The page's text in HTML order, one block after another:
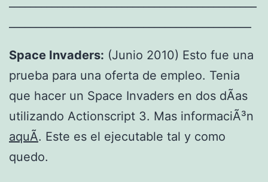
Space Invaders: (Junio 2010) Esto fue una
prueba para una oferta de empleo. Tenia
que hacer un Space Invaders en dos dÃ­as
utilizando Actionscript 3. Mas informaciÃ³n
aquÃ­. Este es el ejecutable tal y como
quedo.